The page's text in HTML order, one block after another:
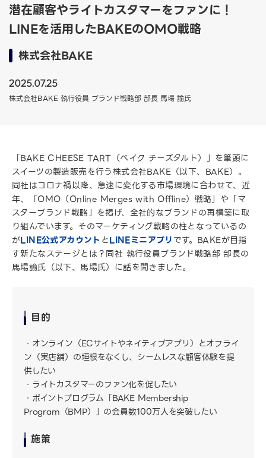
潜在顧客やライトカスタマーをファンに！
LINEを活用したBAKEのOMO戦略
株式会社BAKE
2025.07.25
株式会社BAKE 執行役員 ブランド戦略部 部長 馬場 諭氏
「BAKE CHEESE TART（ベイク チーズタルト）」を筆頭に
スイーツの製造販売を行う株式会社BAKE（以下、BAKE）。
同社はコロナ禍以降、急速に変化する市場環境に合わせて、近
年、「OMO（Online Merges with Offline）戦略」や「マ
スターブランド戦略」を掲げ、全社的なブランドの再構築に取
り組んでいます。そのマーケティング戦略の柱となっているの
がLINE公式アカウントとLINEミニアプリです。BAKEが目指
す新たなステージとは？同社 執行役員ブランド戦略部 部長の
馬場諭氏（以下、馬場氏）に話を聞きました。
目的
オンライン（ECサイトやネイティブアプリ）とオフライ
ン（実店舗）の垣根をなくし、シームレスな顧客体験を提
供したい
ライトカスタマーのファン化を促したい
ポイントプログラム「BAKE Membership
Program（BMP）」の会員数100万人を突破したい
施策